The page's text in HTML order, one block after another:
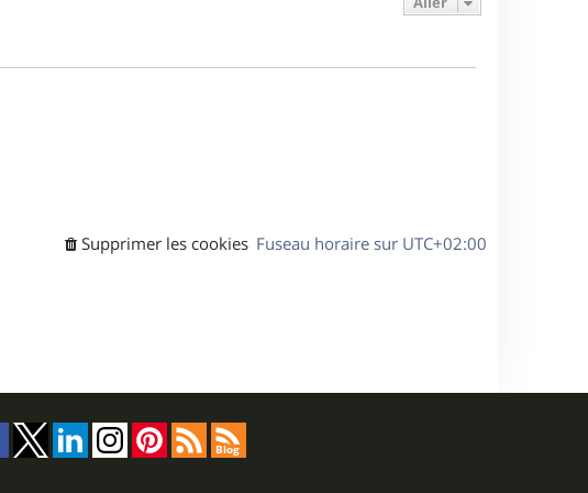
e
Fuseau horaire sur UTC+02:00
Supprimer les cookies